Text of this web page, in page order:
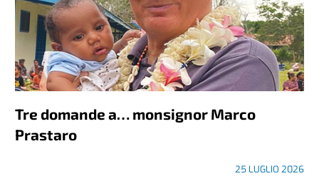
Tre domande a… monsignor Marco
Prastaro
25 LUGLIO 2026